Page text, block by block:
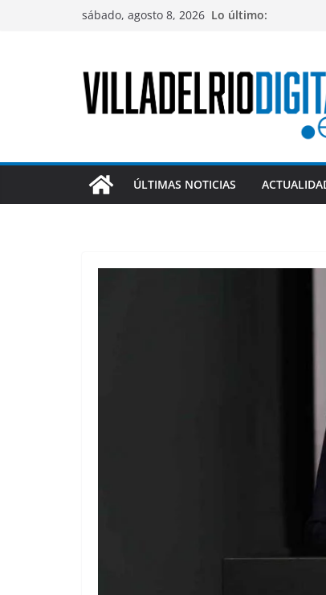
sábado, agosto 8, 2026 Lo último:
ÚLTIMAS NOTICIAS